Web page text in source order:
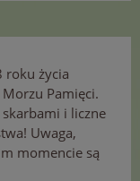
roku życia
Pamięci.
i liczne
Uwaga,
momencie są